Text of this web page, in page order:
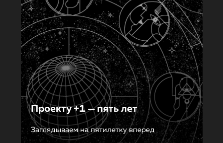
Проекту +1 — пять лет
Заглядываем на пятилетку вперед